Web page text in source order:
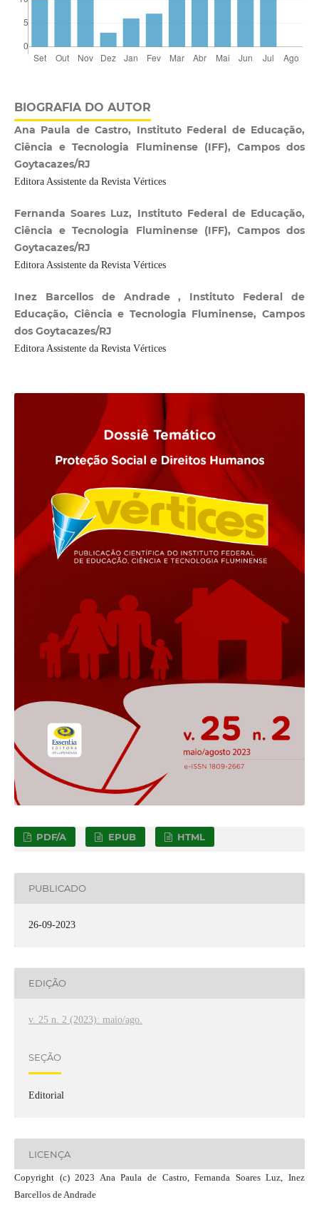
BIOGRAFIA DO AUTOR
Ana Paula de Castro, Instituto Federal de Educação,
Ciência e Tecnologia Fluminense (IFF), Campos dos
Goytacazes/RJ
Editora Assistente da Revista Vértices
Fernanda Soares Luz, Instituto Federal de Educação,
Ciência e Tecnologia Fluminense (IFF), Campos dos
Goytacazes/RJ
Editora Assistente da Revista Vértices
Inez Barcellos de Andrade , Instituto Federal de
Educação, Ciência e Tecnologia Fluminense, Campos
dos Goytacazes/RJ
Editora Assistente da Revista Vértices
PDF/A EPUB HTML
PUBLICADO
26-09-2023
EDIÇÃO
v. 25 n. 2 (2023): maio/ago.
SEÇÃO
Editorial
LICENÇA
Copyright (c) 2023 Ana Paula de Castro, Fernanda Soares Luz, Inez
Barcellos de Andrade